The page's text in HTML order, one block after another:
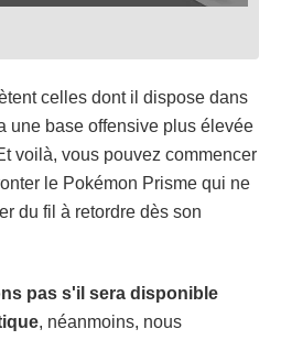
celles dont il dispose dans
une base offensive plus élevée
voilà, vous pouvez commencer
le Pokémon Prisme qui ne
du fil à retordre dès son
pas s'il sera disponible
, néanmoins, nous